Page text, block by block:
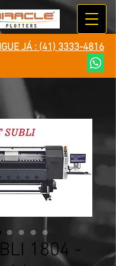
JÁ :(41) 3333-4816
1804 -